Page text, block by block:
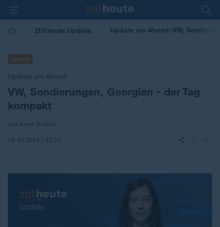
ZDFheute Update Update am Abend: VW,
Update
Update am Abend
:
VW, Sondierungen, Georgien - der Tag
kompakt
von Anna Grösch
28.10.2024 | 17:21